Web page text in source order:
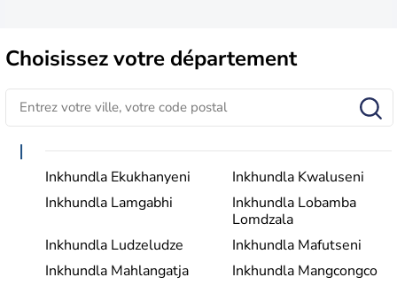
Choisissezvotre département
I
Inkhundla Ekukhanyeni
Inkhundla Kwaluseni
Inkhundla Lamgabhi
Inkhundla Lobamba
Lomdzala
Inkhundla Ludzeludze
Inkhundla Mafutseni
Inkhundla Mahlangatja
Inkhundla Mangcongco